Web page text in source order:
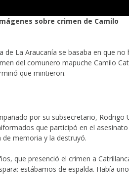
sobre crimen de Camilo
La Araucanía se basaba en que no
del comunero mapuche Camilo
que mintieron.
por su subsecretario, Rodrigo
que participó en el
memoria y la destruyó.
que presenció el crimen a
estábamos de espalda. Había